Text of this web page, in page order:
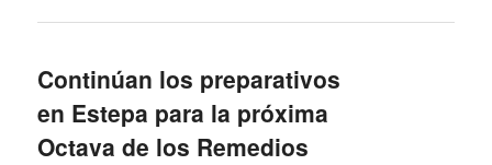
Continúan los preparativos
en Estepa para la próxima
Octava de los Remedios